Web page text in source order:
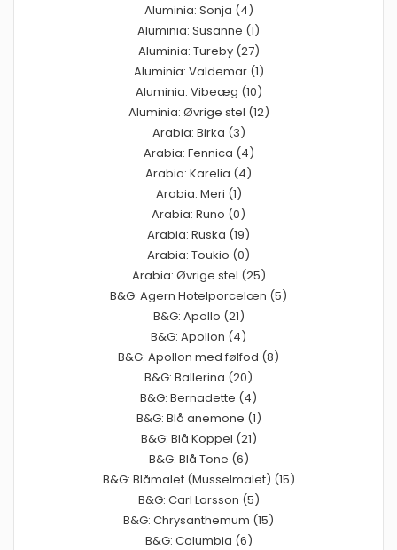
Aluminia: Sonja (4)
Aluminia: Susanne (1)
Aluminia: Tureby (27)
Aluminia: Valdemar (1)
Aluminia: Vibeæg (10)
Aluminia: Øvrige stel (12)
Arabia: Birka (3)
Arabia: Fennica (4)
Arabia: Karelia (4)
Arabia: Meri (1)
Arabia: Runo (0)
Arabia: Ruska (19)
Arabia: Toukio (0)
Arabia: Øvrige stel (25)
B&G: Agern Hotelporcelæn (5)
B&G: Apollo (21)
B&G: Apollon (4)
B&G: Apollon med følfod (8)
B&G: Ballerina (20)
B&G: Bernadette (4)
B&G: Blå anemone (1)
B&G: Blå Koppel (21)
B&G: Blå Tone (6)
B&G: Blåmalet (Musselmalet) (15)
B&G: Carl Larsson (5)
B&G: Chrysanthemum (15)
B&G: Columbia (6)